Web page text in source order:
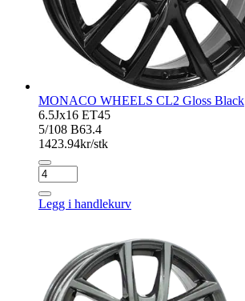
MONACO WHEELS CL2 Gloss Black
6.5Jx16 ET45
5/108 B63.4
1423.94kr/stk
MONACO
WHEELS
CL2
Gloss
Legg i handlekurv